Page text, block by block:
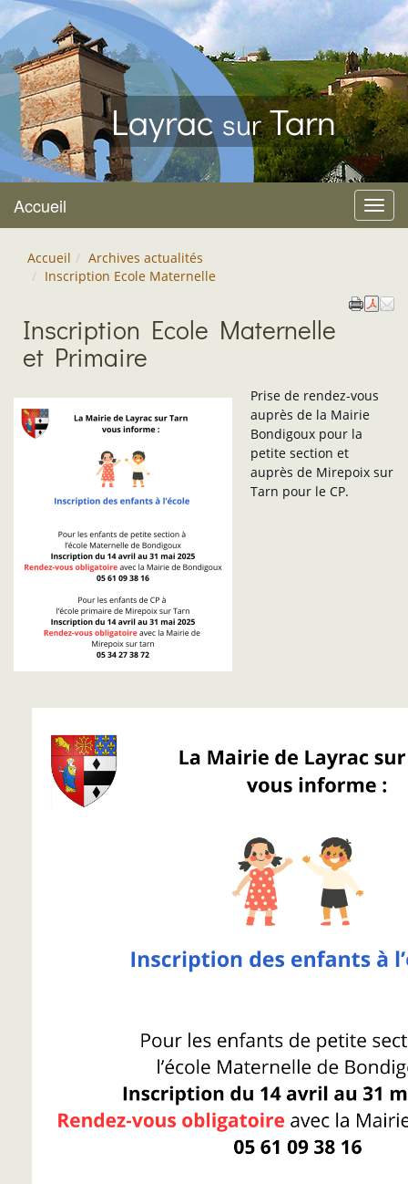
Layrac surTarn
Menu
Accueil
Accueil
Archives actualités
Inscription Ecole Maternelle
Inscription Ecole Maternelle
et Primaire
Prise de rendez-vous
auprès de la Mairie
Bondigoux pour la
petite section et
auprès de Mirepoix sur
Tarn pour le CP.